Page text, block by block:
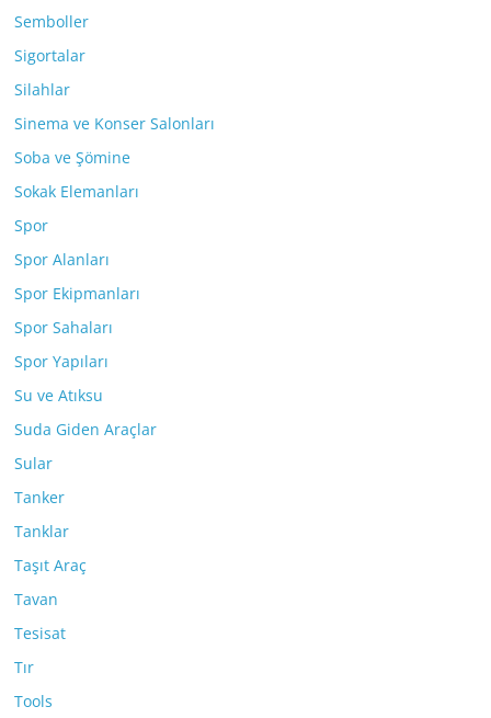
Semboller
Sigortalar
Silahlar
Sinema ve Konser Salonları
Soba ve Şömine
Sokak Elemanları
Spor
Spor Alanları
Spor Ekipmanları
Spor Sahaları
Spor Yapıları
Su ve Atıksu
Suda Giden Araçlar
Sular
Tanker
Tanklar
Taşıt Araç
Tavan
Tesisat
Tır
Tools